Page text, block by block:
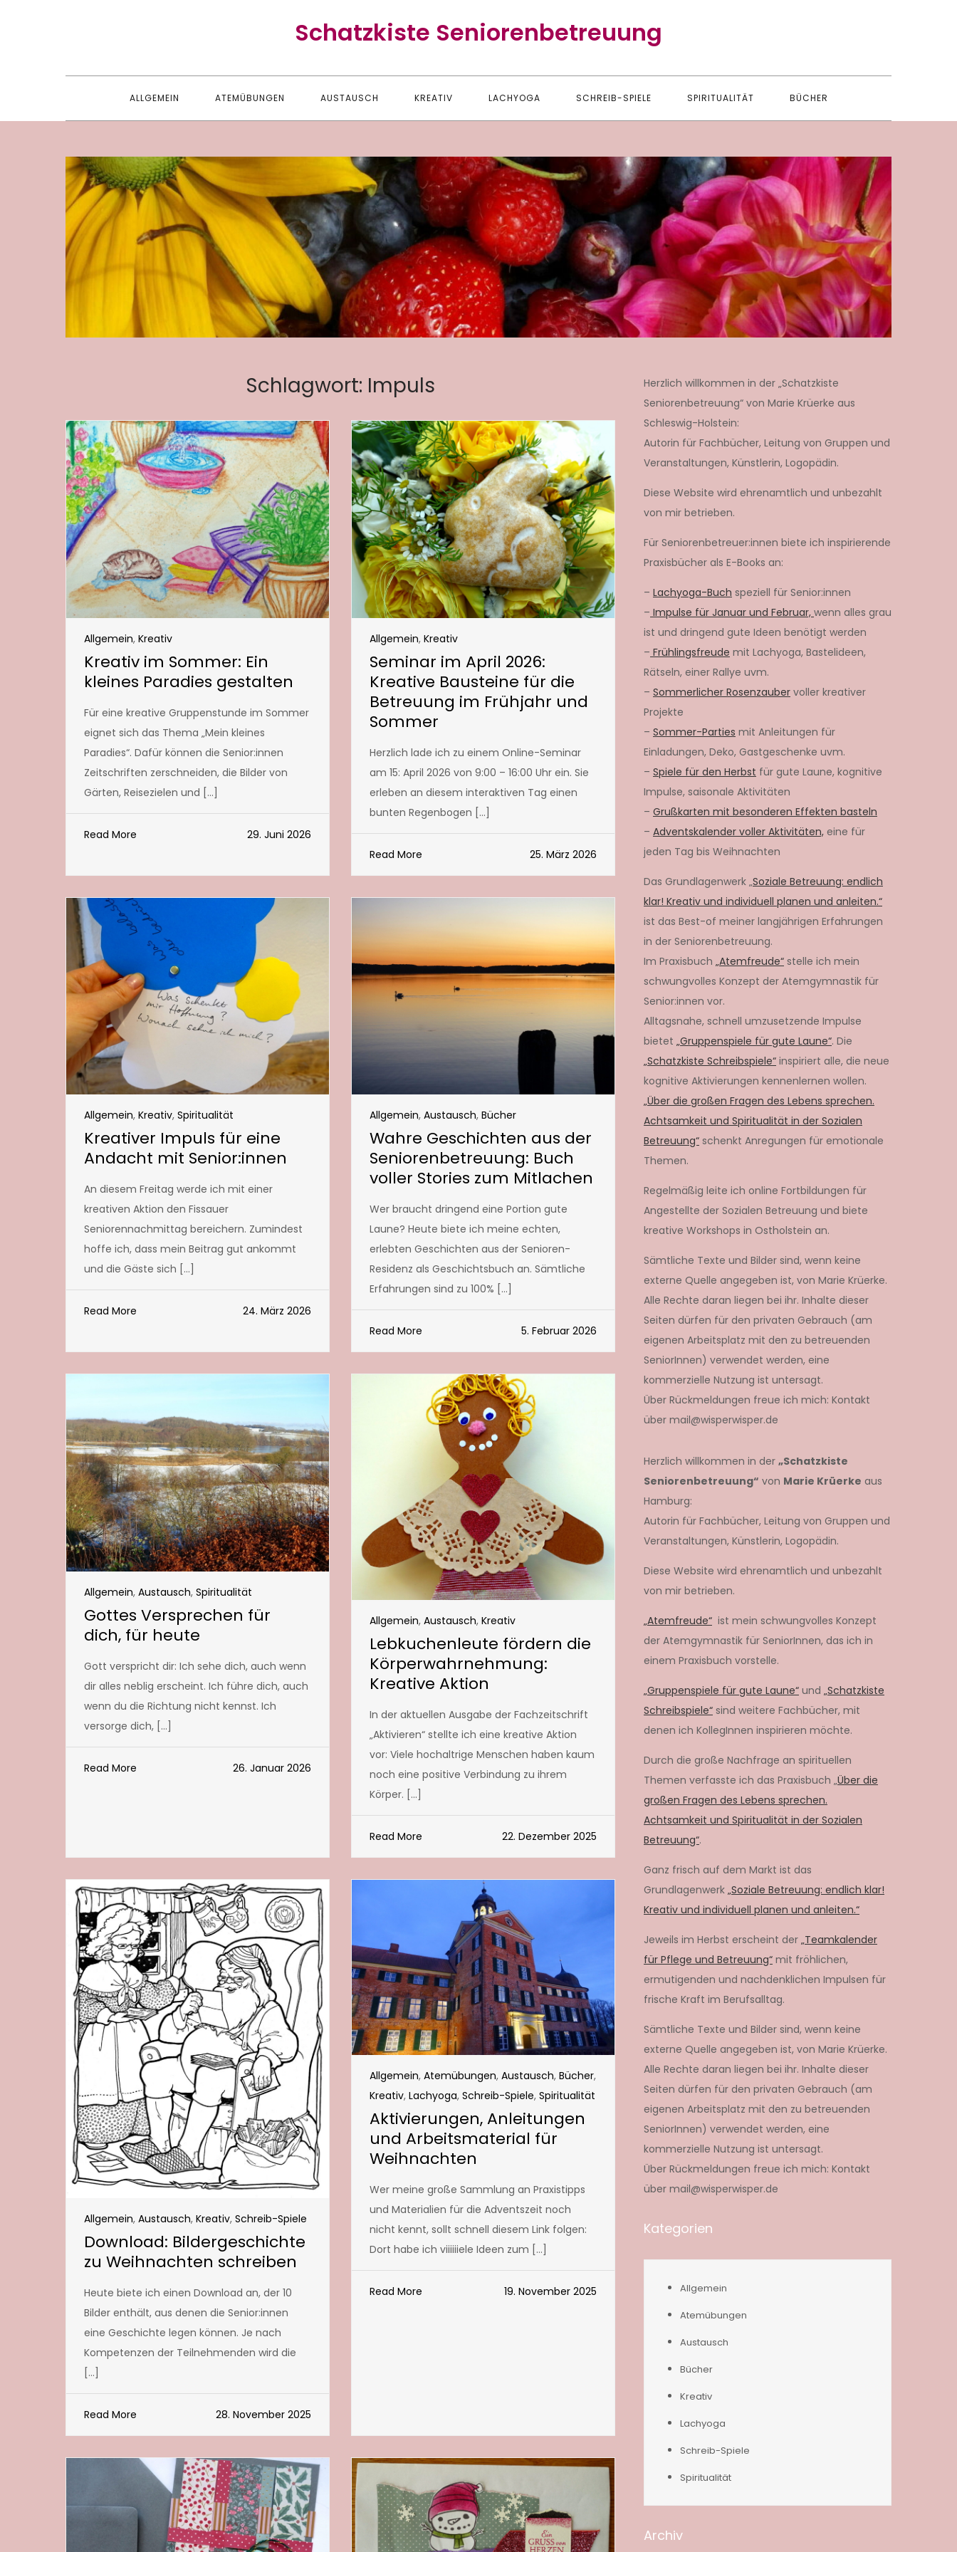
Schatzkiste Seniorenbetreuung
ALLGEMEIN ATEMÜBUNGEN AUSTAUSCH KREATIV LACHYOGA SCHREIB-SPIELE SPIRITUALITÄT BÜCHER
Schlagwort: Impuls
Allgemein, Kreativ
Kreativ im Sommer: Ein
kleines Paradies gestalten
Für eine kreative Gruppenstunde im Sommer
eignet sich das Thema „Mein kleines
Paradies“. Dafür können die Senior:innen
Zeitschriften zerschneiden, die Bilder von
Gärten, Reisezielen und […]
Read More 29. Juni 2026
Allgemein, Kreativ
Seminar im April 2026:
Kreative Bausteine für die
Betreuung im Frühjahr und
Sommer
Herzlich lade ich zu einem Online-Seminar
am 15: April 2026 von 9:00 – 16:00 Uhr ein. Sie
erleben an diesem interaktiven Tag einen
bunten Regenbogen […]
Read More 25. März 2026
Allgemein, Kreativ, Spiritualität
Kreativer Impuls für eine
Andacht mit Senior:innen
An diesem Freitag werde ich mit einer
kreativen Aktion den Fissauer
Seniorennachmittag bereichern. Zumindest
hoffe ich, dass mein Beitrag gut ankommt
und die Gäste sich […]
Read More 24. März 2026
Allgemein, Austausch, Bücher
Wahre Geschichten aus der
Seniorenbetreuung: Buch
voller Stories zum Mitlachen
Wer braucht dringend eine Portion gute
Laune? Heute biete ich meine echten,
erlebten Geschichten aus der Senioren-
Residenz als Geschichtsbuch an. Sämtliche
Erfahrungen sind zu 100% […]
Read More 5. Februar 2026
Allgemein, Austausch, Spiritualität
Gottes Versprechen für
dich, für heute
Gott verspricht dir: Ich sehe dich, auch wenn
dir alles neblig erscheint. Ich führe dich, auch
wenn du die Richtung nicht kennst. Ich
versorge dich, […]
Read More 26. Januar 2026
Allgemein, Austausch, Kreativ
Lebkuchenleute fördern die
Körperwahrnehmung:
Kreative Aktion
In der aktuellen Ausgabe der Fachzeitschrift
„Aktivieren“ stellte ich eine kreative Aktion
vor: Viele hochaltrige Menschen haben kaum
noch eine positive Verbindung zu ihrem
Körper. […]
Read More 22. Dezember 2025
Allgemein, Austausch, Kreativ, Schreib-Spiele
Download: Bildergeschichte
zu Weihnachten schreiben
Heute biete ich einen Download an, der 10
Bilder enthält, aus denen die Senior:innen
eine Geschichte legen können. Je nach
Kompetenzen der Teilnehmenden wird die
[…]
Read More 28. November 2025
Allgemein, Atemübungen, Austausch, Bücher,
Kreativ, Lachyoga, Schreib-Spiele, Spiritualität
Aktivierungen, Anleitungen
und Arbeitsmaterial für
Weihnachten
Wer meine große Sammlung an Praxistipps
und Materialien für die Adventszeit noch
nicht kennt, sollt schnell diesem Link folgen:
Dort habe ich viiiiiiele Ideen zum […]
Read More 19. November 2025
Herzlich willkommen in der „Schatzkiste
Seniorenbetreuung“ von Marie Krüerke aus
Schleswig-Holstein:
Autorin für Fachbücher, Leitung von Gruppen und
Veranstaltungen, Künstlerin, Logopädin.
Diese Website wird ehrenamtlich und unbezahlt
von mir betrieben.
Für Seniorenbetreuer:innen biete ich inspirierende
Praxisbücher als E-Books an:
– Lachyoga-Buch speziell für Senior:innen
– Impulse für Januar und Februar, wenn alles grau
ist und dringend gute Ideen benötigt werden
– Frühlingsfreude mit Lachyoga, Bastelideen,
Rätseln, einer Rallye uvm.
– Sommerlicher Rosenzauber voller kreativer
Projekte
– Sommer-Parties mit Anleitungen für
Einladungen, Deko, Gastgeschenke uvm.
– Spiele für den Herbst für gute Laune, kognitive
Impulse, saisonale Aktivitäten
– Grußkarten mit besonderen Effekten basteln
– Adventskalender voller Aktivitäten, eine für
jeden Tag bis Weihnachten
Das Grundlagenwerk „Soziale Betreuung: endlich
klar! Kreativ und individuell planen und anleiten.“
ist das Best-of meiner langjährigen Erfahrungen
in der Seniorenbetreuung.
Im Praxisbuch „Atemfreude“ stelle ich mein
schwungvolles Konzept der Atemgymnastik für
Senior:innen vor.
Alltagsnahe, schnell umzusetzende Impulse
bietet „Gruppenspiele für gute Laune“. Die
„Schatzkiste Schreibspiele“ inspiriert alle, die neue
kognitive Aktivierungen kennenlernen wollen.
„Über die großen Fragen des Lebens sprechen.
Achtsamkeit und Spiritualität in der Sozialen
Betreuung“ schenkt Anregungen für emotionale
Themen.
Regelmäßig leite ich online Fortbildungen für
Angestellte der Sozialen Betreuung und biete
kreative Workshops in Ostholstein an.
Sämtliche Texte und Bilder sind, wenn keine
externe Quelle angegeben ist, von Marie Krüerke.
Alle Rechte daran liegen bei ihr. Inhalte dieser
Seiten dürfen für den privaten Gebrauch (am
eigenen Arbeitsplatz mit den zu betreuenden
SeniorInnen) verwendet werden, eine
kommerzielle Nutzung ist untersagt.
Über Rückmeldungen freue ich mich: Kontakt
über mail@wisperwisper.de
Herzlich willkommen in der „Schatzkiste
Seniorenbetreuung“ von Marie Krüerke aus
Hamburg:
Autorin für Fachbücher, Leitung von Gruppen und
Veranstaltungen, Künstlerin, Logopädin.
Diese Website wird ehrenamtlich und unbezahlt
von mir betrieben.
„Atemfreude“ ist mein schwungvolles Konzept
der Atemgymnastik für SeniorInnen, das ich in
einem Praxisbuch vorstelle.
„Gruppenspiele für gute Laune“ und „Schatzkiste
Schreibspiele“ sind weitere Fachbücher, mit
denen ich KollegInnen inspirieren möchte.
Durch die große Nachfrage an spirituellen
Themen verfasste ich das Praxisbuch „Über die
großen Fragen des Lebens sprechen.
Achtsamkeit und Spiritualität in der Sozialen
Betreuung“.
Ganz frisch auf dem Markt ist das
Grundlagenwerk „Soziale Betreuung: endlich klar!
Kreativ und individuell planen und anleiten.“
Jeweils im Herbst erscheint der „Teamkalender
für Pflege und Betreuung“ mit fröhlichen,
ermutigenden und nachdenklichen Impulsen für
frische Kraft im Berufsalltag.
Sämtliche Texte und Bilder sind, wenn keine
externe Quelle angegeben ist, von Marie Krüerke.
Alle Rechte daran liegen bei ihr. Inhalte dieser
Seiten dürfen für den privaten Gebrauch (am
eigenen Arbeitsplatz mit den zu betreuenden
SeniorInnen) verwendet werden, eine
kommerzielle Nutzung ist untersagt.
Über Rückmeldungen freue ich mich: Kontakt
über mail@wisperwisper.de
Kategorien
Allgemein
Atemübungen
Austausch
Bücher
Kreativ
Lachyoga
Schreib-Spiele
Spiritualität
Archiv